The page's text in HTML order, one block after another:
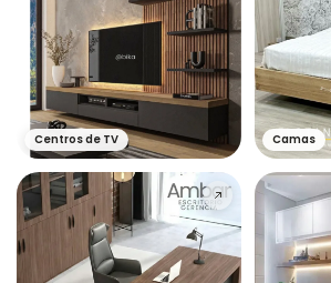
Centros de TV Camas